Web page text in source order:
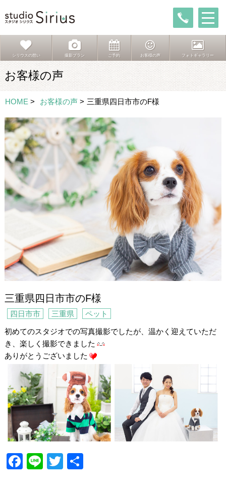
シリウスの想い 撮影プラン ご予約 お客様の声 フォトギャラリー
お客様の声
HOME > お客様の声 > 三重県四日市市のF様
三重県四日市市のF様
四日市市 三重県 ペット
初めてのスタジオでの写真撮影でしたが、温かく迎えていただ
き、楽しく撮影できました
ありがとうございました
F
Li
T